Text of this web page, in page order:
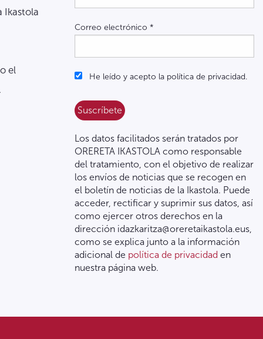
Ikastola
el
Correo electrónico *
He leído y acepto la política de privacidad.
Los datos facilitados serán tratados por
ORERETA IKASTOLA como responsable
del tratamiento, con el objetivo de realizar
los envíos de noticias que se recogen en
el boletín de noticias de la Ikastola. Puede
acceder, rectificar y suprimir sus datos, así
como ejercer otros derechos en la
dirección idazkaritza@oreretaikastola.eus,
como se explica junto a la información
adicional de política de privacidad en
nuestra página web.